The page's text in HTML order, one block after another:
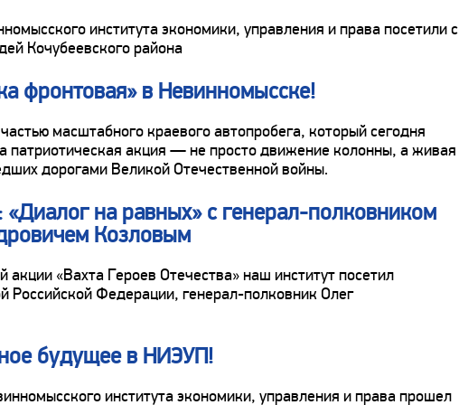
института экономики, управления и права посетили с
Кочубеевского района
фронтовая» в Невинномысске!
масштабного краевого автопробега, который сегодня
патриотическая акция — не просто движение колонны, а живая
дорогами Великой Отечественной войны.
«Диалог на равных» с генерал-полковником
Козловым
акции «Вахта Героев Отечества» наш институт посетил
Российской Федерации, генерал-полковник Олег
будущее в НИЭУП!
института экономики, управления и права прошел